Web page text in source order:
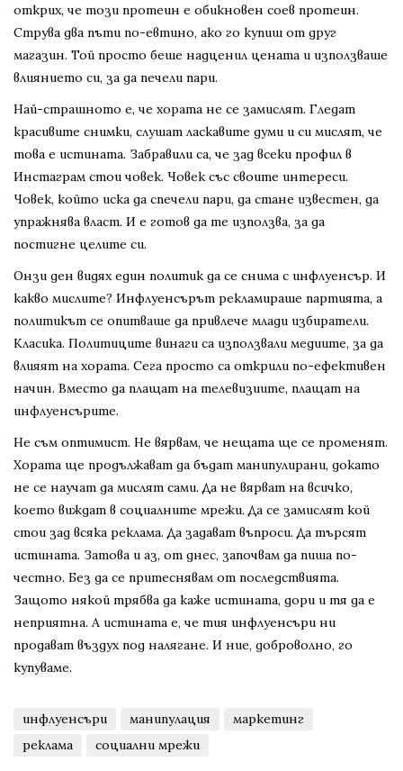
открих, че този протеин е обикновен соев протеин.
Струва два пъти по-евтино, ако го купиш от друг
магазин. Той просто беше надценил цената и използваше
влиянието си, за да печели пари.
Най-страшното е, че хората не се замислят. Гледат
красивите снимки, слушат ласкавите думи и си мислят, че
това е истината. Забравили са, че зад всеки профил в
Инстаграм стои човек. Човек със своите интереси.
Човек, който иска да спечели пари, да стане известен, да
упражнява власт. И е готов да те използва, за да
постигне целите си.
Онзи ден видях един политик да се снима с инфлуенсър. И
какво мислите? Инфлуенсърът рекламираше партията, а
политикът се опитваше да привлече млади избиратели.
Класика. Политиците винаги са използвали медиите, за да
влияят на хората. Сега просто са открили по-ефективен
начин. Вместо да плащат на телевизиите, плащат на
инфлуенсърите.
Не съм оптимист. Не вярвам, че нещата ще се променят.
Хората ще продължават да бъдат манипулирани, докато
не се научат да мислят сами. Да не вярват на всичко,
което виждат в социалните мрежи. Да се замислят кой
стои зад всяка реклама. Да задават въпроси. Да търсят
истината. Затова и аз, от днес, започвам да пиша по-
честно. Без да се притеснявам от последствията.
Защото някой трябва да каже истината, дори и тя да е
неприятна. А истината е, че тия инфлуенсъри ни
продават въздух под налягане. И ние, доброволно, го
купуваме.
инфлуенсъри манипулация
маркетинг
реклама
социални мрежи